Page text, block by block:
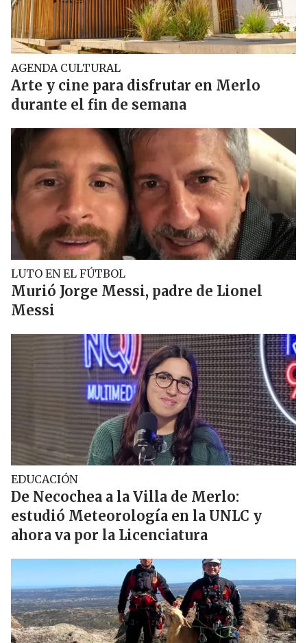
AGENDA CULTURAL
Arte y cine para disfrutar en Merlo
durante el fin de semana
LUTO EN EL FÚTBOL
Murió Jorge Messi, padre de Lionel
Messi
EDUCACIÓN
De Necochea a la Villa de Merlo:
estudió Meteorología en la UNLC y
ahora va por la Licenciatura